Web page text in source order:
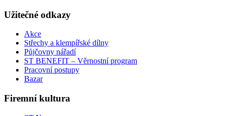
Užitečné odkazy
Akce
Střechy a klempířské dílny
Půjčovny nářadí
ST BENEFIT – Věrnostní program
Pracovní postupy
Bazar
Firemní kultura